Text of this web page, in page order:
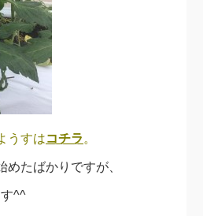
うすはコチラ 。
めたばかりですが、
^^